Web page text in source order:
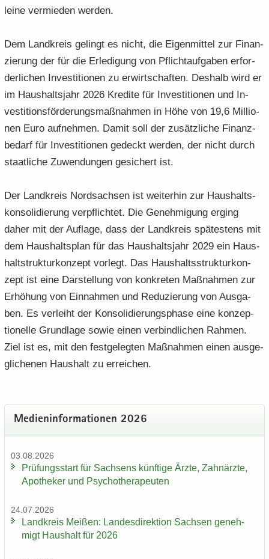
lei­ne ver­mie­den wer­den.
Dem Land­kreis ge­lingt es nicht, die Ei­gen­mit­tel zur Fi­nan­
zie­rung der für die Er­le­di­gung von Pflicht­auf­ga­ben er­for­
der­li­chen In­ves­ti­tio­nen zu er­wirt­schaf­ten. Des­halb wird er
im Haus­halts­jahr 2026 Kre­di­te für In­ves­ti­tio­nen und In­
ves­ti­ti­ons­för­de­rungs­maß­nah­men in Höhe von 19,6 Mil­lio­
nen Euro auf­neh­men. Damit soll der zu­sätz­li­che Fi­nanz­
be­darf für In­ves­ti­tio­nen ge­deckt wer­den, der nicht durch
staat­li­che Zu­wen­dun­gen ge­si­chert ist.
Der Land­kreis Nord­sach­sen ist wei­ter­hin zur Haus­halts­
kon­so­li­die­rung ver­pflich­tet. Die Ge­neh­mi­gung er­ging
daher mit der Auf­la­ge, dass der Land­kreis spä­tes­tens mit
dem Haus­halts­plan für das Haus­halts­jahr 2029 ein Haus­
haltstruk­tur­kon­zept vor­legt. Das Haus­halts­struk­tur­kon­
zept ist eine Dar­stel­lung von kon­kre­ten Maß­nah­men zur
Er­hö­hung von Ein­nah­men und Re­du­zie­rung von Aus­ga­
ben. Es ver­leiht der Kon­so­li­die­rungs­pha­se eine kon­zep­
tio­nel­le Grund­la­ge sowie einen ver­bind­li­chen Rah­men.
Ziel ist es, mit den fest­ge­leg­ten Maß­nah­men einen aus­ge­
gli­che­nen Haus­halt zu er­rei­chen.
Me­di­en­in­for­ma­tio­nen 2026
03.08.2026
Prü­fungs­start für Sach­sens künf­ti­ge Ärzte, Zahn­ärz­te,
Apo­the­ker und Psy­cho­the­ra­peu­ten
24.07.2026
Land­kreis Mei­ßen: Lan­des­di­rek­ti­on Sach­sen ge­neh­
migt Haus­halt für 2026